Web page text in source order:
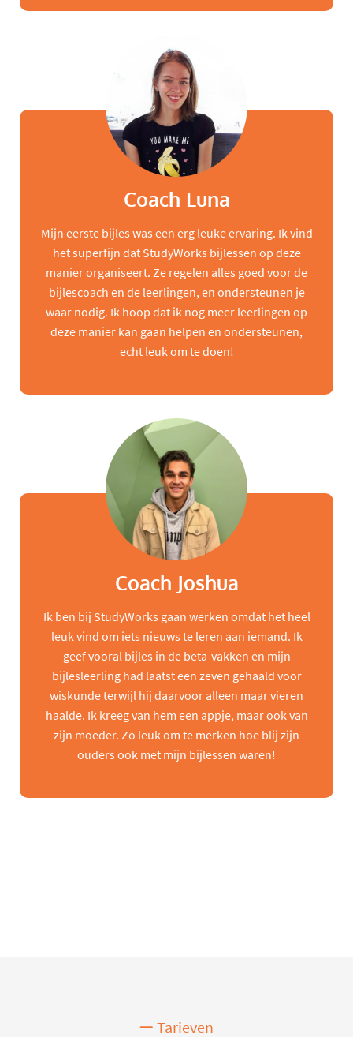
Coach Luna
Mijn eerste bijles was een erg leuke ervaring. Ik vind
het superfijn dat StudyWorks bijlessen op deze
manier organiseert. Ze regelen alles goed voor de
bijlescoach en de leerlingen, en ondersteunen je
waar nodig. Ik hoop dat ik nog meer leerlingen op
deze manier kan gaan helpen en ondersteunen,
echt leuk om te doen!
Coach Joshua
Ik ben bij StudyWorks gaan werken omdat het heel
leuk vind om iets nieuws te leren aan iemand. Ik
geef vooral bijles in de beta-vakken en mijn
bijlesleerling had laatst een zeven gehaald voor
wiskunde terwijl hij daarvoor alleen maar vieren
haalde. Ik kreeg van hem een appje, maar ook van
zijn moeder. Zo leuk om te merken hoe blij zijn
ouders ook met mijn bijlessen waren!
Tarieven